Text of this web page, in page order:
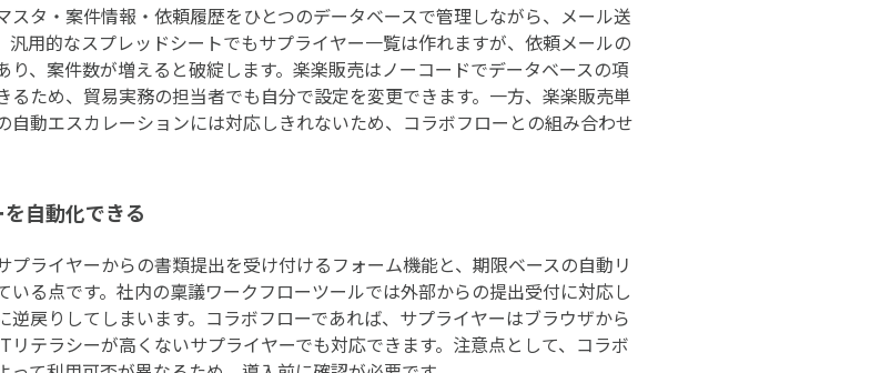
タ・案件情報・依頼履歴をひとつのデータベースで管理しながら、メール送
用的なスプレッドシートでもサプライヤー一覧は作れますが、依頼メールの
、案件数が増えると破綻します。楽楽販売はノーコードでデータベースの項
ため、貿易実務の担当者でも自分で設定を変更できます。一方、楽楽販売単
動エスカレーションには対応しきれないため、コラボフローとの組み合わせ
自動化できる
ライヤーからの書類提出を受け付けるフォーム機能と、期限ベースの自動リ
る点です。社内の稟議ワークフローツールでは外部からの提出受付に対応し
戻りしてしまいます。コラボフローであれば、サプライヤーはブラウザから
テラシーが高くないサプライヤーでも対応できます。注意点として、コラボ